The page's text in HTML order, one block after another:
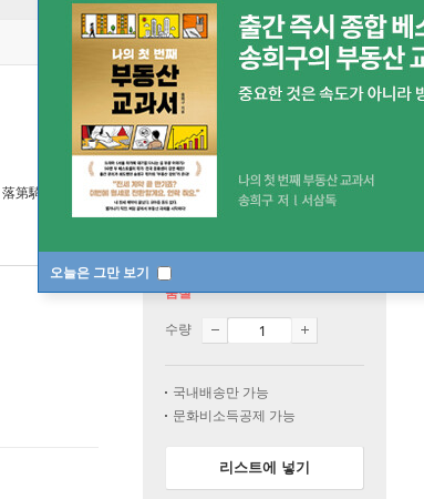
오늘은 그만 보기
落第騎士の英雄譚
품절
수량
국내배송만 가능
문화비소득공제 가능
리스트에 넣기